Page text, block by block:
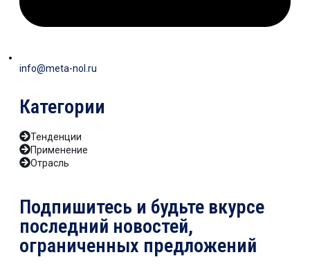
info@meta-nol.ru
Категории
Тенденции
Применение
Отрасль
Подпишитесь и будьте вкурсе
последний новостей,
ограниченных предложений